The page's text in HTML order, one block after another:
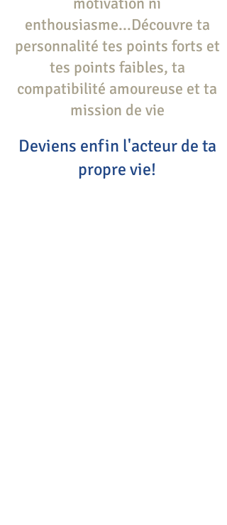
enthousiasme...Découvre ta
personnalité tes points forts et
tes points faibles, ta
compatibilité amoureuse et ta
mission de vie
Deviens enfin l'acteur de ta
propre vie!